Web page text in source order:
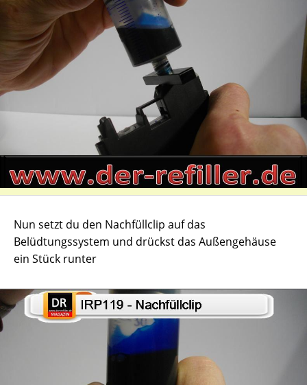
Nun setzt du den Nachfüllclip auf das
Belüdtungssystem und drückst das Außengehäuse
ein Stück runter